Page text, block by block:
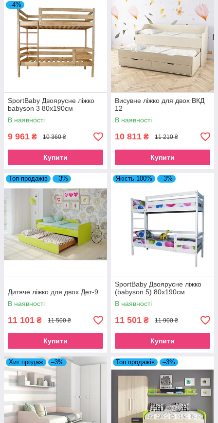
–4%
SportBaby Двоярусне ліжко
babyson 3 80x190см
В наявності
9 961 ₴ 10 360 ₴
Купити
Висувне ліжко для двох ВКД
12
В наявності
10 811 ₴ 11 210 ₴
Купити
Топ продажів –3%
Дитяче ліжко для двох Дет-9
В наявності
11 101 ₴ 11 500 ₴
Купити
Якість 100% –3%
SportBaby Двоярусне ліжко
(babyson 5) 80x190см
В наявності
11 501 ₴ 11 900 ₴
Купити
Хит продаж –3% Топ продажів –3%